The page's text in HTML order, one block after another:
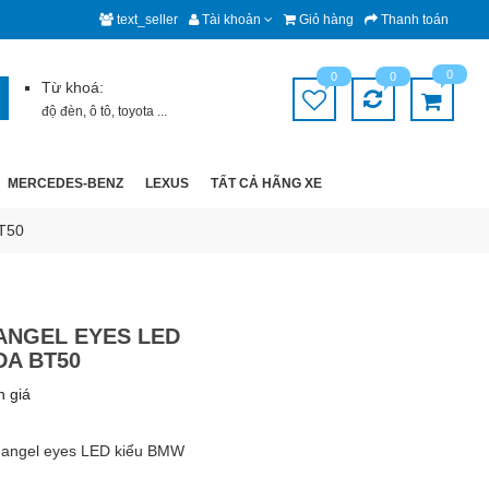
text_seller Tài khoản Giỏ hàng Thanh toán
Từ khoá:
độ đèn,ô tô,toyota ...
0 0 0
MERCEDES-BENZ LEXUS TẤT CẢ HÃNG XE
EYES LED
BT50
giá
eyes LED kiểu BMW